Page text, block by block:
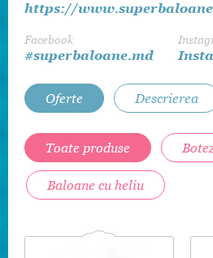
https://
Facebook
#superbaloane.md
Oferte Descrierea
Toate produse
Baloane cu heliu